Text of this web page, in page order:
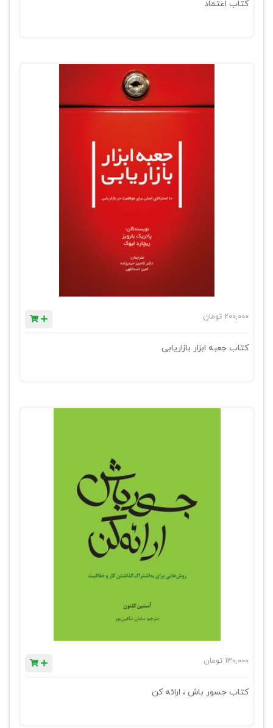
کتاب اعتماد
200,000 تومان
کتاب جعبه ابزار بازاریابی
130,000 تومان
کتاب جسور باش ، ارائه کن